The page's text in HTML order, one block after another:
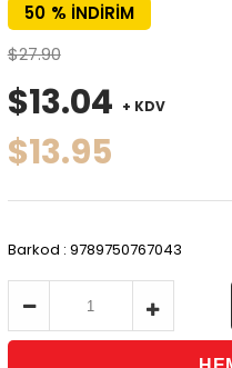
%
50
İNDIRIM
$27.90
$13.04 + KDV
$13.95
Barkod : 9789750767043